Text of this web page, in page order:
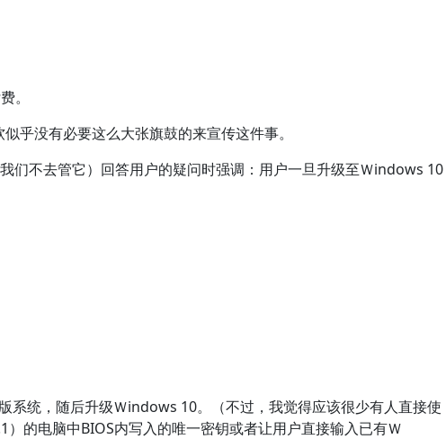
。
乎没有必要这么大张旗鼓的来宣传这件事。
们不去管它）回答用户的疑问时强调：用户一旦升级至Ｗindows 10
统，随后升级Ｗindows 10。（不过，我觉得应该很少有人直接使
的电脑中BIOS内写入的唯一密钥或者让用户直接输入已有Ｗ